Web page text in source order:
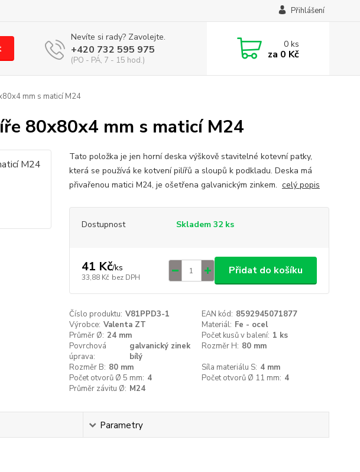
Přihlášení
Nevíte si rady? Zavolejte.
+420 732 595 975
(PO - PÁ, 7 - 15 hod.)
0ks
za 0 Kč
mm s maticí M24
80x80x4 mm s maticí M24
Tato položka je jen horní deska výškově stavitelné kotevní patky,
která se používá ke kotvení pilířů a sloupů k podkladu. Deska má
přivařenou matici M24, je ošetřena galvanickým zinkem. celý popis
Dostupnost Skladem 32 ks
41 Kč/ks
33,88 Kč bez DPH
Přidat do košíku
Číslo produktu: V81PPD3-1 EAN kód: 8592945071877
Výrobce: Valenta ZT Materiál: Fe - ocel
Průměr Ø: 24 mm Počet kusů v balení: 1 ks
Povrchová
úprava:
galvanický zinek
bílý
Rozměr H: 80 mm
Rozměr B: 80 mm Síla materiálu S: 4 mm
Počet otvorů Ø 5 mm: 4 Počet otvorů Ø 11 mm: 4
Průměr závitu Ø: M24
Parametry